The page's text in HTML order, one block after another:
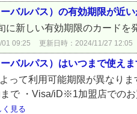
バルパス）の有効期限が近
に新しい有効期限のカード
09:25 更新日時：2024/11/27 12:05
バルパス）はいつまで使えま
って利用可能期限が異なり
で ・Visa/iD※1加盟店での
く見る